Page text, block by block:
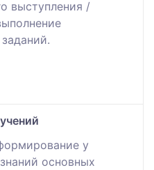
выступления /
у
основных